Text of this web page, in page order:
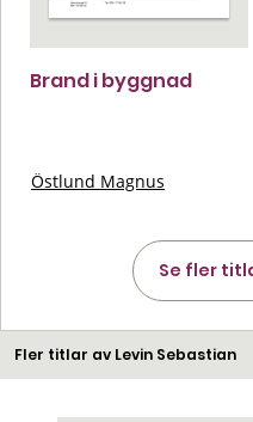
Brand i byggnad
Östlund Magnus
Se fler
Fler titlar av Levin Sebastian